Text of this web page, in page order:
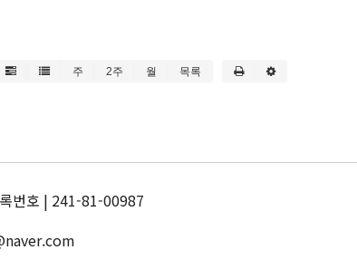
주 2주 월 목록
번호 | 241-81-00987